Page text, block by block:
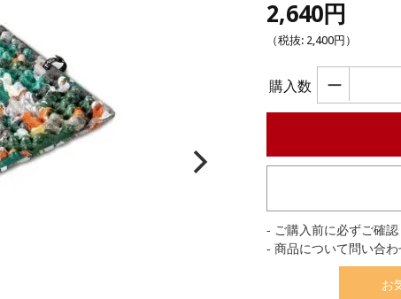
2,640円
（税抜: 2,400円 ）
購入数 ー
- ご購入前に必ずご確
- 商品について問い合
お